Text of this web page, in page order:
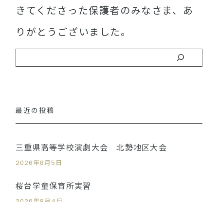
きてくださった保護者のみなさま、あ
りがとうございました。
最近の投稿
三重県高等学校演劇大会 北勢地区大会
2026年8月5日
桜台学童保育所実習